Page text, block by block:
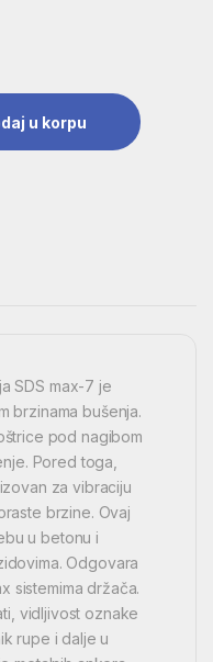
7 | 2608586800 količina
u korpu
SDS max-7 je
brzinama bušenja.
pod nagibom
Pored toga,
za vibraciju
brzine. Ovaj
u betonu i
Odgovara
sistemima držača.
vidljivost oznake
rupe i dalje u